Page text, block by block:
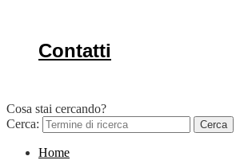
Contatti
Cosa stai cercando?
Cerca:
Home